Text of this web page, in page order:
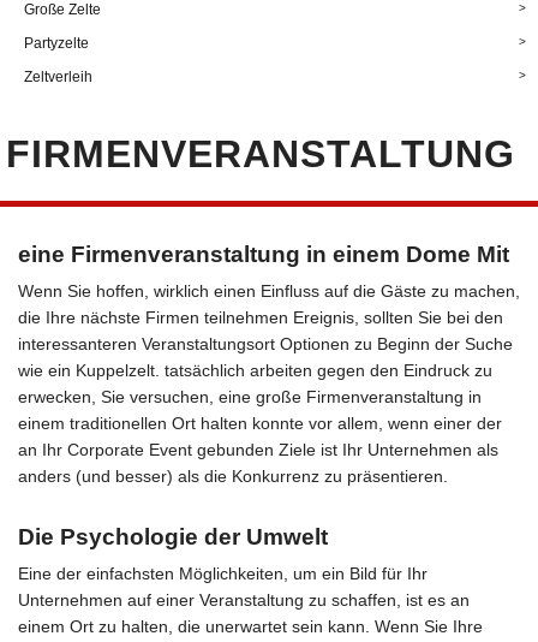
Große Zelte
Partyzelte
Zeltverleih
FIRMENVERANSTALTUNG
eine Firmenveranstaltung in einem Dome Mit
Wenn Sie hoffen, wirklich einen Einfluss auf die Gäste zu machen,
die Ihre nächste Firmen teilnehmen Ereignis, sollten Sie bei den
interessanteren Veranstaltungsort Optionen zu Beginn der Suche
wie ein Kuppelzelt. tatsächlich arbeiten gegen den Eindruck zu
erwecken, Sie versuchen, eine große Firmenveranstaltung in
einem traditionellen Ort halten konnte vor allem, wenn einer der
an Ihr Corporate Event gebunden Ziele ist Ihr Unternehmen als
anders (und besser) als die Konkurrenz zu präsentieren.
Die Psychologie der Umwelt
Eine der einfachsten Möglichkeiten, um ein Bild für Ihr
Unternehmen auf einer Veranstaltung zu schaffen, ist es an
einem Ort zu halten, die unerwartet sein kann. Wenn Sie Ihre